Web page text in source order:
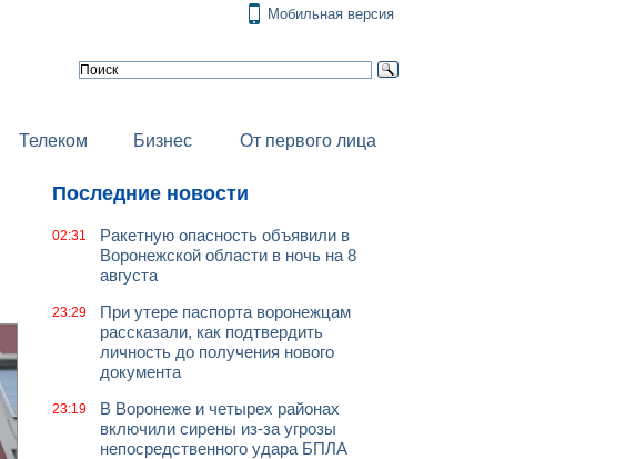
Мобильная версия
Телеком Бизнес От первого лица
Последние новости
02:31
Ракетную опасность объявили в
Воронежской области в ночь на 8
августа
23:29
При утере паспорта воронежцам
рассказали, как подтвердить
личность до получения нового
документа
23:19
В Воронеже и четырех районах
включили сирены из-за угрозы
непосредственного удара БПЛА